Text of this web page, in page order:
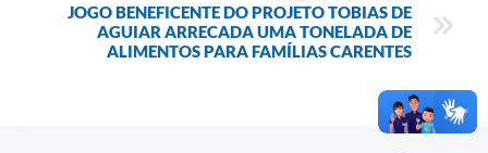
JOGO BENEFICENTE DO PROJETO TOBIAS DE
AGUIAR ARRECADA UMA TONELADA DE
ALIMENTOS PARA FAMÍLIAS CARENTES